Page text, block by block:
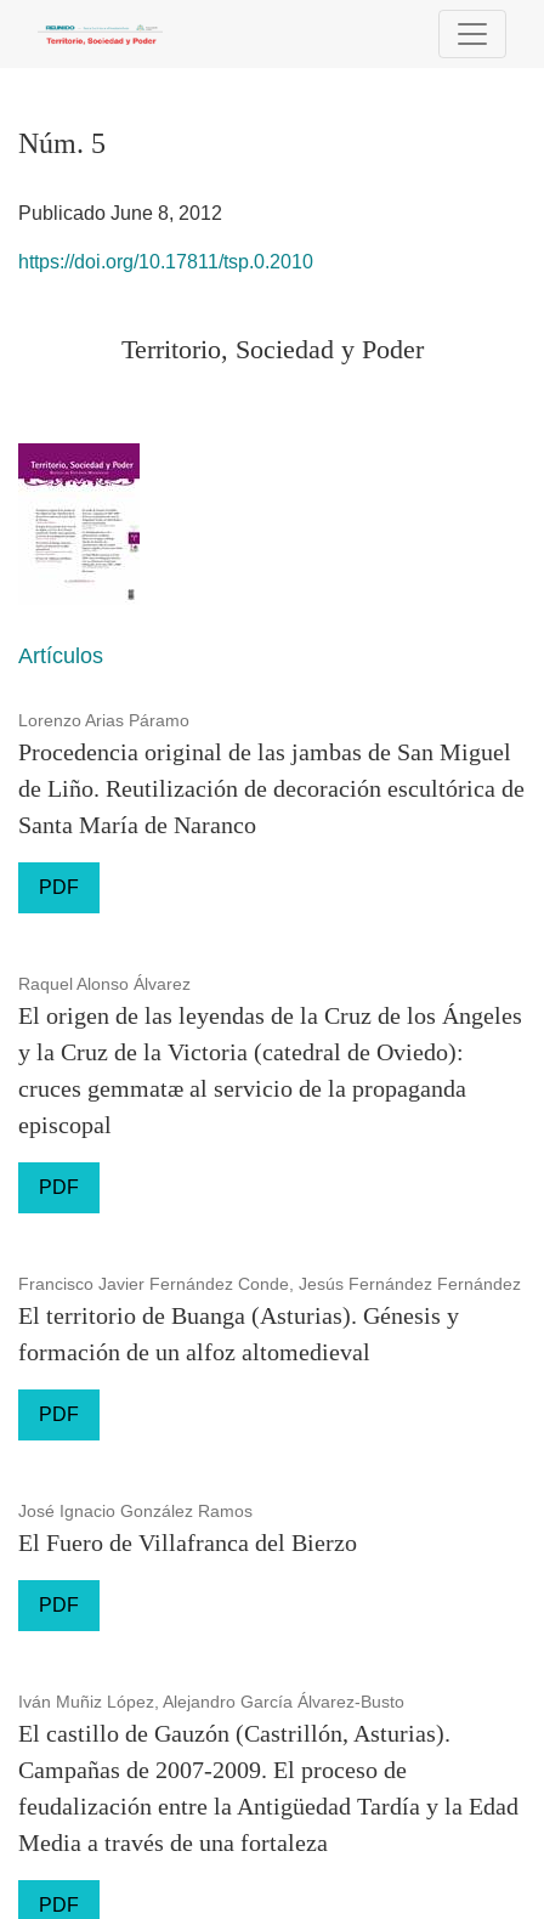
Núm. 5
Publicado June 8, 2012
https://doi.org/10.17811/tsp.0.2010
Territorio, Sociedad y Poder
Artículos
Lorenzo Arias Páramo
Procedencia original de las jambas de San Miguel
de Liño. Reutilización de decoración escultórica de
Santa María de Naranco
PDF
Raquel Alonso Álvarez
El origen de las leyendas de la Cruz de los Ángeles
y la Cruz de la Victoria (catedral de Oviedo):
cruces gemmatæ al servicio de la propaganda
episcopal
PDF
Francisco Javier Fernández Conde, Jesús Fernández Fernández
El territorio de Buanga (Asturias). Génesis y
formación de un alfoz altomedieval
PDF
José Ignacio González Ramos
El Fuero de Villafranca del Bierzo
PDF
Iván Muñiz López, Alejandro García Álvarez-Busto
El castillo de Gauzón (Castrillón, Asturias).
Campañas de 2007-2009. El proceso de
feudalización entre la Antigüedad Tardía y la Edad
Media a través de una fortaleza
PDF